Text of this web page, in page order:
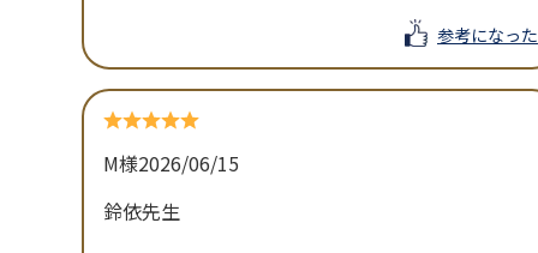
参考になった
M様2026/06/15
鈴依先生